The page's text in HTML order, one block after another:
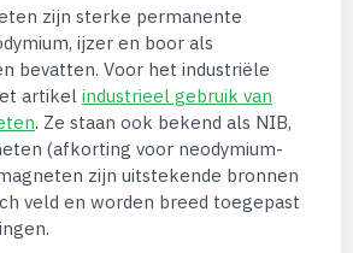
zijn sterke permanente
ijzer en boor als
bevatten. Voor het industriële
artikel industrieel gebruik van
. Ze staan ook bekend als NIB,
(afkorting voor neodymium-
zijn uitstekende bronnen
veld en worden breed toegepast